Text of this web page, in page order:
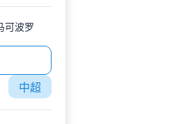
可波罗
中超